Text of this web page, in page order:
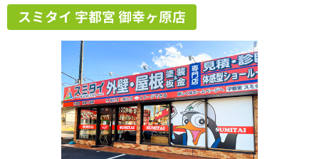
スミタイ 宇都宮 御幸ヶ原店